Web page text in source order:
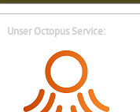
Unser Octopus Service: